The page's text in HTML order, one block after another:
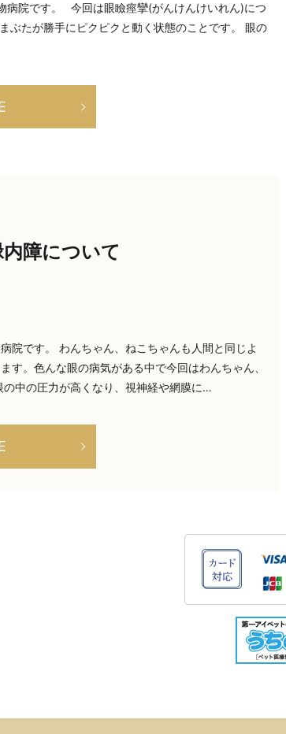
病院です。 今回は眼瞼痙攣(がんけんけいれん)につ
たが勝手にピクピクと動く状態のことです。 眼の
障について
院です。 わんちゃん、ねこちゃんも人間と同じよ
す。色んな眼の病気がある中で今回はわんちゃん、
中の圧力が高くなり、視神経や網膜に…